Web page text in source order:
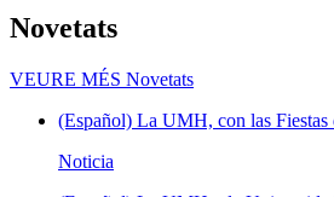
Novetats
VEURE MÉS Novetats
(Español) La UMH, con las Fiestas
Noticia